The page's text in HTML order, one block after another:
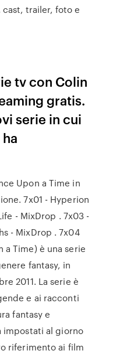
trailer, foto e
tv con Colin
gratis.
serie in cui
Upon a Time in
7x01 - Hyperion
- MixDrop . 7x03 -
- MixDrop . 7x04
a Time) è una serie
fantasy, in
2011. La serie è
e ai racconti
fantasy e
al giorno
riferimento ai film